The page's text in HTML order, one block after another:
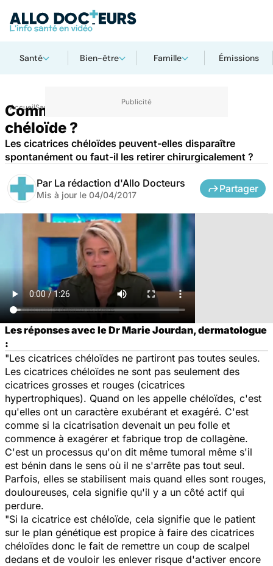
Santé Bien-être Famille Émissions
AccueilSanté
Comment traiter une cicatrice
chéloïde ?
Les cicatrices chéloïdes peuvent-elles disparaître
spontanément ou faut-il les retirer chirurgicalement ?
Par La rédaction d'Allo Docteurs
Mis à jour le 04/04/2017
Partager
Les réponses avec le Dr Marie Jourdan, dermatologue
:
"Les cicatrices chéloïdes ne partiront pas toutes seules.
Les cicatrices chéloïdes ne sont pas seulement des
cicatrices grosses et rouges (cicatrices
hypertrophiques). Quand on les appelle chéloïdes, c'est
qu'elles ont un caractère exubérant et exagéré. C'est
comme si la cicatrisation devenait un peu folle et
commence à exagérer et fabrique trop de collagène.
C'est un processus qu'on dit même tumoral même s'il
est bénin dans le sens où il ne s'arrête pas tout seul.
Parfois, elles se stabilisent mais quand elles sont rouges,
douloureuses, cela signifie qu'il y a un côté actif qui
perdure.
"Si la cicatrice est chéloïde, cela signifie que le patient
sur le plan génétique est propice à faire des cicatrices
chéloïdes donc le fait de remettre un coup de scalpel
dedans et de vouloir les enlever risque d'activer encore